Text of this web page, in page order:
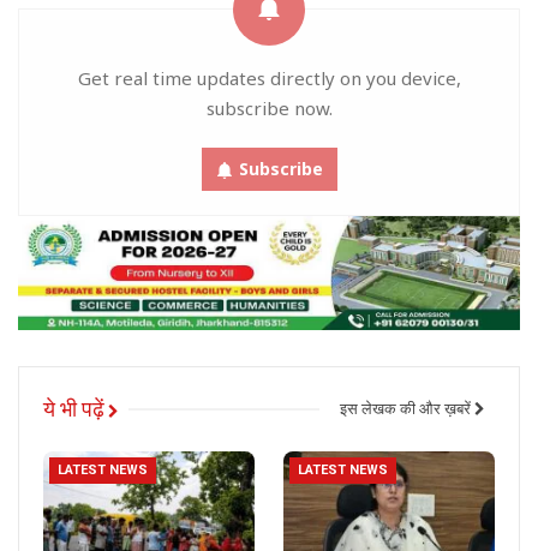
Get real time updates directly on you device,
subscribe now.
Subscribe
ये भी पढ़ें इस लेखक की और ख़बरें
LATEST NEWS LATEST NEWS